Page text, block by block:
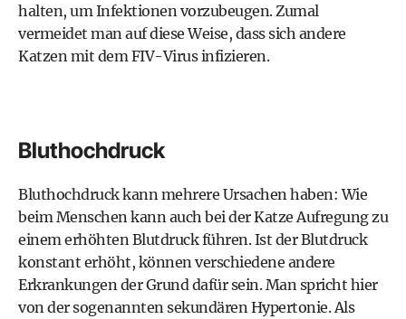
halten, um Infektionen vorzubeugen. Zumal
vermeidet man auf diese Weise, dass sich andere
Katzen mit dem FIV-Virus infizieren.
Bluthochdruck
Bluthochdruck kann mehrere Ursachen haben: Wie
beim Menschen kann auch bei der Katze Aufregung zu
einem erhöhten Blutdruck führen. Ist der Blutdruck
konstant erhöht, können verschiedene andere
Erkrankungen der Grund dafür sein. Man spricht hier
von der sogenannten sekundären Hypertonie. Als